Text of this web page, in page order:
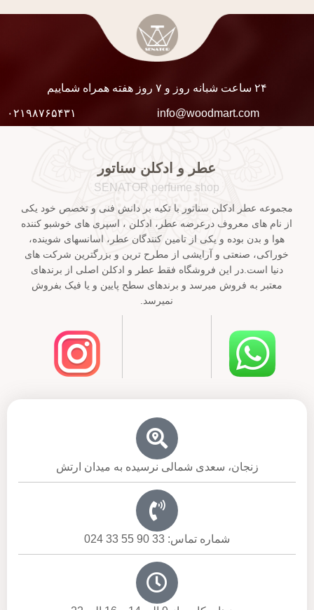
۲۴ ساعت شبانه روز و ۷ روز هفته همراه شماییم
info@woodmart.com ۰۲۱۹۸۷۶۵۴۳۱
عطر و ادکلن سناتور
SENATOR perfume shop
مجموعه عطر ادکلن سناتور با تکیه بر دانش فنی و تخصص خود یکی
از نام های معروف درعرضه عطر، ادکلن ، اسپری های خوشبو کننده
هوا و بدن بوده و یکی از تامین کنندگان عطر، اسانسهای شوینده،
خوراکی، صنعتی و آرایشی از مطرح ترین و بزرگترین شرکت های
دنیا است.در این فروشگاه فقط عطر و ادکلن اصلی از برندهای
معتبر به فروش میرسد و برندهای سطح پایین و یا فیک بفروش
نمیرسد.
زنجان، سعدی شمالی نرسیده به میدان ارتش
شماره تماس: 33 90 55 33 024